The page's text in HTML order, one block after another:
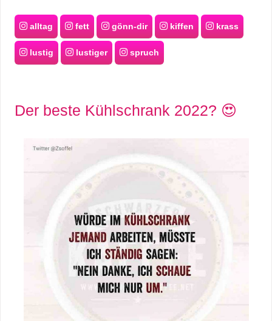
alltag fett gönn-dir kiffen krass
lustig lustiger spruch
Der beste Kühlschrank 2022? 😍